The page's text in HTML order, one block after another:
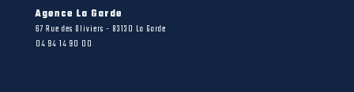
Agence La Garde
67 Rue des Oliviers - 83130 La Garde
04 94 14 90 00